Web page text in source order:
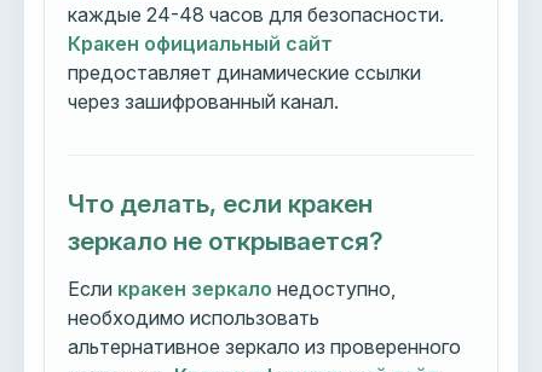
каждые 24-48 часов для безопасности.
Кракен официальный сайт
предоставляет динамические ссылки
через зашифрованный канал.
Что делать, если кракен
зеркало не открывается?
Если кракен зеркало недоступно,
необходимо использовать
альтернативное зеркало из проверенного